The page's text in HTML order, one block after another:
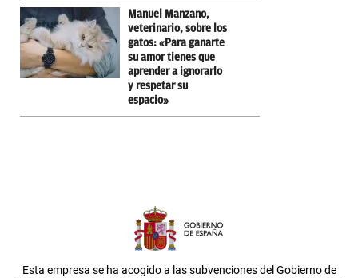
Manuel Manzano,
veterinario, sobre los
gatos: «Para ganarte
su amor tienes que
aprender a ignorarlo
y respetar su
espacio»
Esta empresa se ha acogido a las subvenciones del Gobierno de